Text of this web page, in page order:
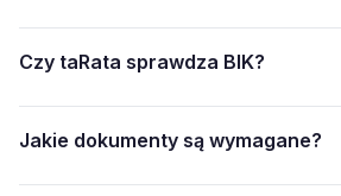
Czy taRata sprawdza BIK?
Jakie dokumenty są wymagane?